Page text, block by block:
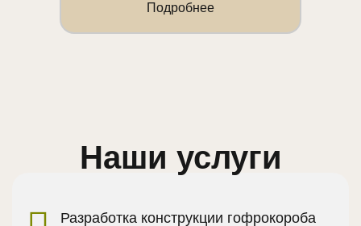
Подробнее
Наши услуги
Разработка конструкции гофрокороба